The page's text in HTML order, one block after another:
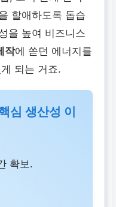
할애하도록 돕습
을 높여 비즈니스
작에 쏟던 에너지를
되는 거죠.
심 생산성 이
확보.